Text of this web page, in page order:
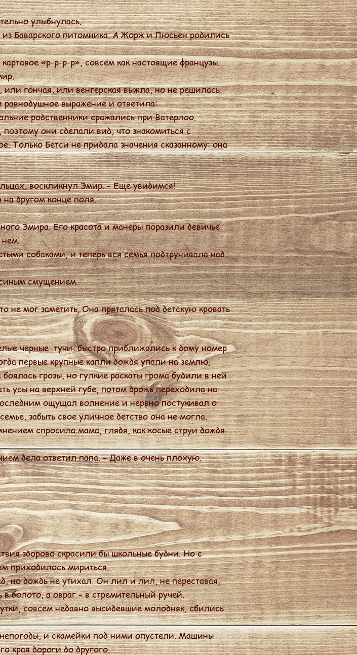
улыбнулась.
Баварского питомника. А Жорж и Люсьен родились
«р-р-р-р», совсем как настоящие французы.
гончая, или венгерская выжла, но не решилась.
выражение и ответила:
родственники сражались при Ватерлоо.
они сделали вид, что знакомиться с
Только Бетси не придала значения сказанному: она
воскликнул Эмир. – Еще увидимся!
другом конце поля.
Эмира. Его красота и манеры поразили девичье
нем.
собаками, и теперь вся семья подтрунивала над
смущением.
не мог заметить. Она пряталась под детскую кровать
черные тучи быстро приближались к дому номер
первые крупные капли дождя упали на землю,
грозы, но гулкие раскаты грома будили в ней
усы на верхней губе, потом дрожь переходила на
ощущал волнение и нервно постукивал о
забыть свое уличное детство она не могла.
спросила мама, глядя, как косые струи дождя
дела ответил папа. – Даже в очень плохую.
здорово скрасили бы школьные будни. Но с
приходилось мириться.
но дождь не утихал. Он лил и лил, не переставая,
болото, а овраг – в стремительный ручей.
совсем недавно высидевшие молодняк, сбились
и скамейки под ними опустели. Машины
края дороги до другого.